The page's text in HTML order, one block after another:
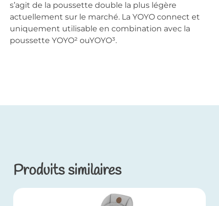
s’agit de la poussette double la plus légère
actuellement sur le marché. La YOYO connect et
uniquement utilisable en combination avec la
poussette YOYO² ouYOYO³.
Produits similaires